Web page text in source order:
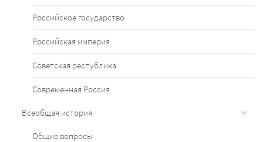
Российское государство
Российская империя
Советская республика
Современная Россия
Всеобщая история
Общие вопросы